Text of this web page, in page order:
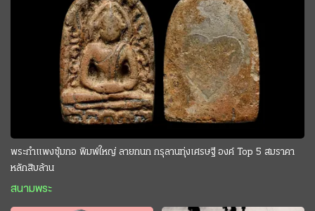
พระกำแพงซุ้มกอ พิมพ์ใหญ่ ลายกนก กรุลานทุ่งเศรษฐี องค์ Top 5 สมราคา
หลักสิบล้าน
สนามพระ